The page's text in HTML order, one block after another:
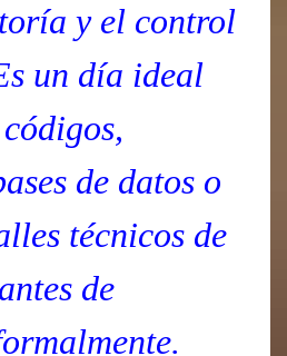
y el control
un día ideal
de datos o
técnicos de
de